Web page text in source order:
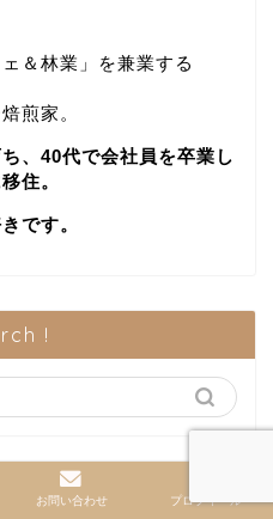
＆林業」を兼業する
煎家。
、40代で会社員を卒業し
住。
です。
!
in the forest
お問い合わせ プロフィール